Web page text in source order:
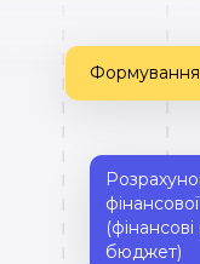
Формування
(фінансові
бюджет)